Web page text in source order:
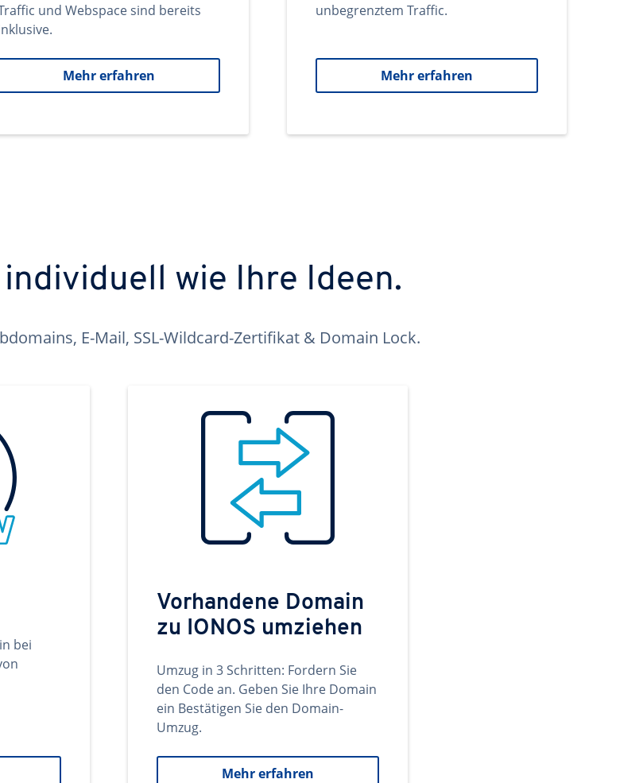
und Webspace sind bereits
Mehr erfahren
unbegrenztem Traffic.
Mehr erfahren
individuell wie Ihre Ideen.
E-Mail, SSL-Wildcard-Zertifikat & Domain Lock.
bei
Vorhandene Domain
zu IONOS umziehen
Umzug in 3 Schritten: Fordern Sie
den Code an. Geben Sie Ihre Domain
ein Bestätigen Sie den Domain-
Umzug.
Mehr erfahren